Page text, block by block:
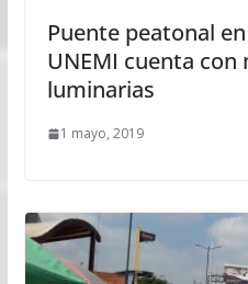
Puente peatonal
UNEMI cuenta con
luminarias
1 mayo, 2019